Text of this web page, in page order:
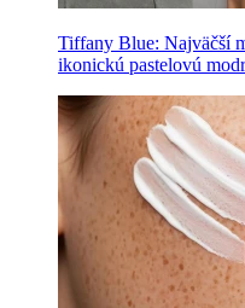
Tiffany Blue: Najväčší
ikonickú pastelovú